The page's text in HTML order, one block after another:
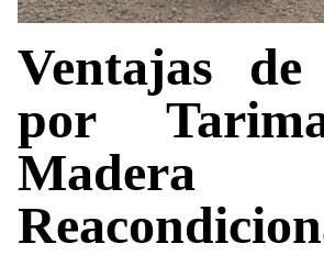
Ventajas
por
Madera